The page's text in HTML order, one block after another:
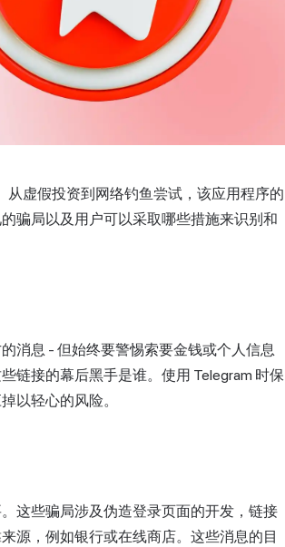
从虚假投资到网络钓鱼尝试，该应用程序的
骗局以及用户可以采取哪些措施来识别和
消息 - 但始终要警惕索要金钱或个人信息
链接的幕后黑手是谁。使用 Telegram 时保
以轻心的风险。
这些骗局涉及伪造登录页面的开发，链接
源，例如银行或在线商店。这些消息的目